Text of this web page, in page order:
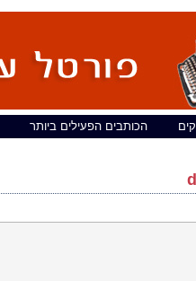
הכותבים הפעילים ביותר